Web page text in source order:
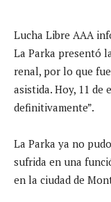
Lucha Libre AAA
La Parka presentó
renal, por lo que
asistida. Hoy, 11
definitivamente”.
La Parka ya no
sufrida en una
en la ciudad de